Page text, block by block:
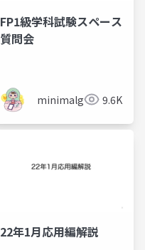
FP1級学科試験スペース
質問会
minimalgreen9.6K
22年1月応用編解説